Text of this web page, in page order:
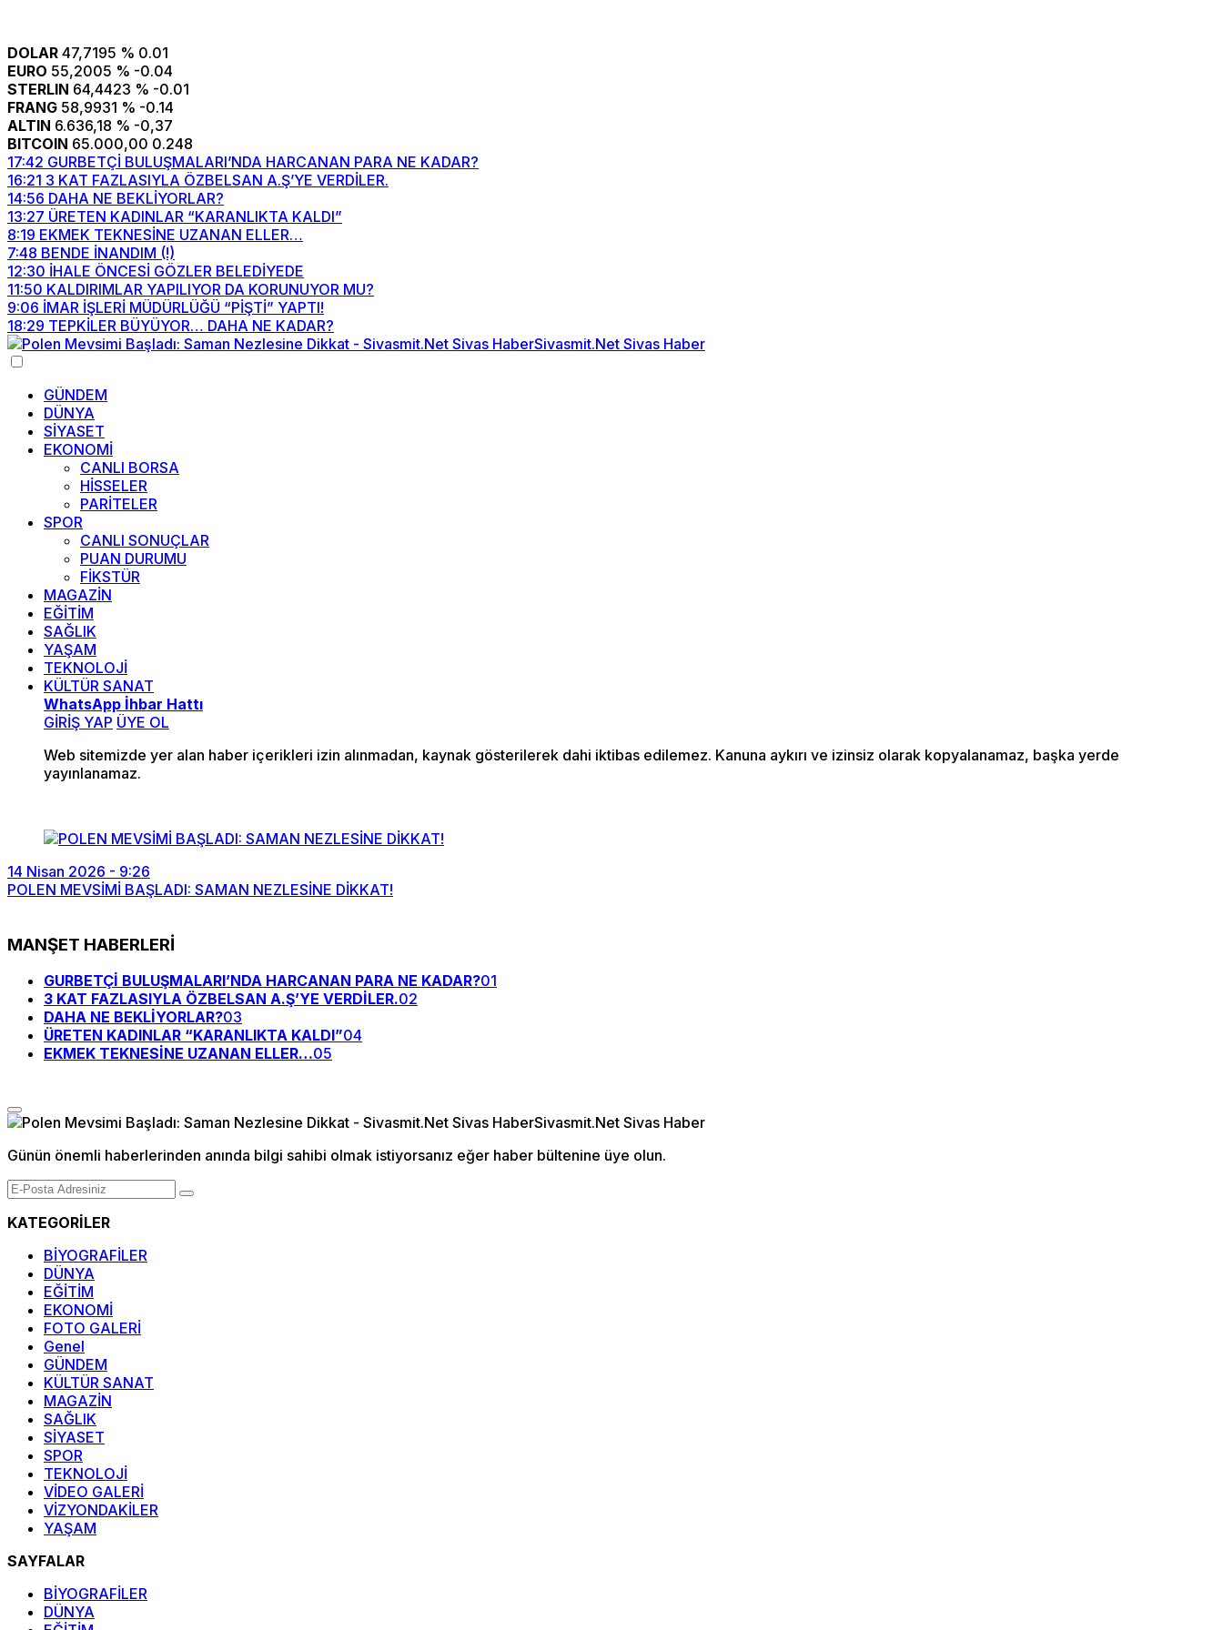
DOLAR 47,7195 % 0.01
EURO 55,2005 % -0.04
STERLIN 64,4423 % -0.01
FRANG 58,9931 % -0.14
ALTIN 6.636,18 % -0,37
BITCOIN 65.000,00 0.248
17:42 GURBETÇİ BULUŞMALARI’NDA HARCANAN PARA NE KADAR?
16:21 3 KAT FAZLASIYLA ÖZBELSAN A.Ş’YE VERDİLER.
14:56 DAHA NE BEKLİYORLAR?
13:27 ÜRETEN KADINLAR “KARANLIKTA KALDI”
8:19 EKMEK TEKNESİNE UZANAN ELLER…
7:48 BENDE İNANDIM (!)
12:30 İHALE ÖNCESİ GÖZLER BELEDİYEDE
11:50 KALDIRIMLAR YAPILIYOR DA KORUNUYOR MU?
9:06 İMAR İŞLERİ MÜDÜRLÜĞÜ “PİŞTİ” YAPTI!
18:29 TEPKİLER BÜYÜYOR… DAHA NE KADAR?
GÜNDEM
DÜNYA
SİYASET
EKONOMİ
CANLI BORSA
HİSSELER
PARİTELER
SPOR
CANLI SONUÇLAR
PUAN DURUMU
FİKSTÜR
MAGAZİN
EĞİTİM
SAĞLIK
YAŞAM
TEKNOLOJİ
KÜLTÜR SANAT
WhatsApp İhbar Hattı
GİRİŞ YAP ÜYE OL
Web sitemizde yer alan haber içerikleri izin alınmadan, kaynak gösterilerek dahi iktibas edilemez. Kanuna aykırı ve izinsiz olarak kopyalanamaz, başka yerde
yayınlanamaz.
14 Nisan 2026 - 9:26
POLEN MEVSİMİ BAŞLADI: SAMAN NEZLESİNE DİKKAT!
MANŞET HABERLERİ
GURBETÇİ BULUŞMALARI’NDA HARCANAN PARA NE KADAR?01
3 KAT FAZLASIYLA ÖZBELSAN A.Ş’YE VERDİLER.02
DAHA NE BEKLİYORLAR?03
ÜRETEN KADINLAR “KARANLIKTA KALDI”04
EKMEK TEKNESİNE UZANAN ELLER…05
Günün önemli haberlerinden anında bilgi sahibi olmak istiyorsanız eğer haber bültenine üye olun.
KATEGORİLER
BİYOGRAFİLER
DÜNYA
EĞİTİM
EKONOMİ
FOTO GALERİ
Genel
GÜNDEM
KÜLTÜR SANAT
MAGAZİN
SAĞLIK
SİYASET
SPOR
TEKNOLOJİ
VİDEO GALERİ
VİZYONDAKİLER
YAŞAM
SAYFALAR
BİYOGRAFİLER
DÜNYA